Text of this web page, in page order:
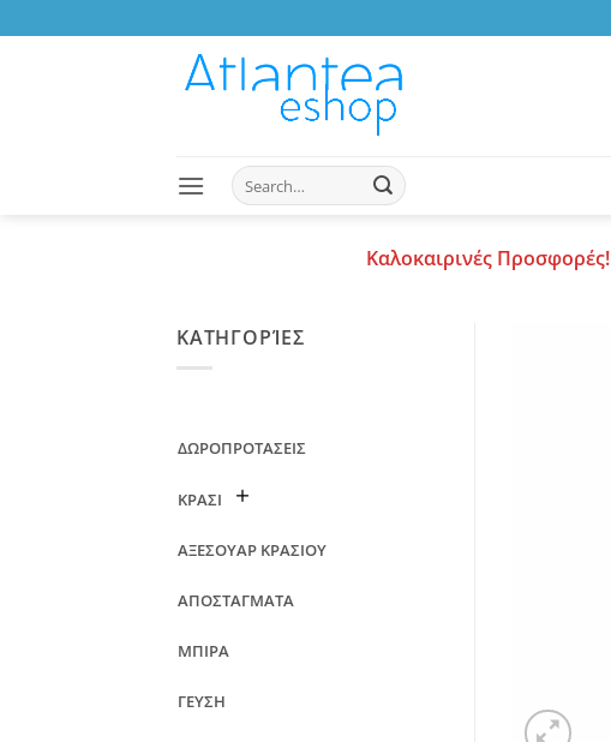
to
Search
for:
Καλοκαιρινές Προσφορές!
ΚΑΤΗΓΟΡΊΕΣ
ΔΩΡΟΠΡΟΤΑΣΕΙΣ
ΚΡΑΣΙ
ΑΞΕΣΟΥΑΡ ΚΡΑΣΙΟΥ
ΑΠΟΣΤΑΓΜΑΤΑ
ΜΠΙΡΑ
ΓΕΥΣΗ